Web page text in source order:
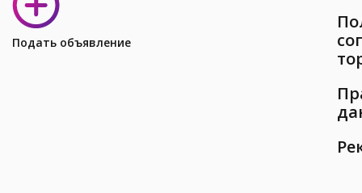
Подать объявление